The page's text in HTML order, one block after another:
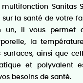
Sanitas
la santé de votre
un, il vous permet
la
ainsi que
et polyvalent
besoins de santé.